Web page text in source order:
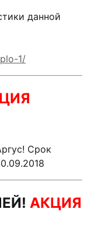
данной
1/
Срок
АКЦИЯ